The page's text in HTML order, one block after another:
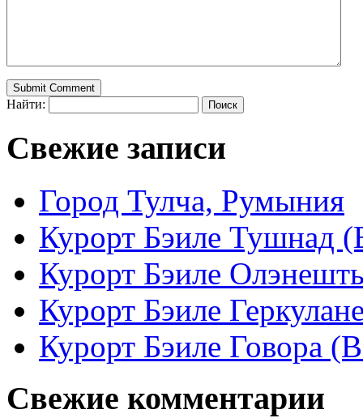
Найти:
Свежие записи
Город Тулча, Румыния
Курорт Бэиле Тушнад
Курорт Бэиле
Курорт Бэиле
Курорт Бэиле Говора
Свежие комментарии